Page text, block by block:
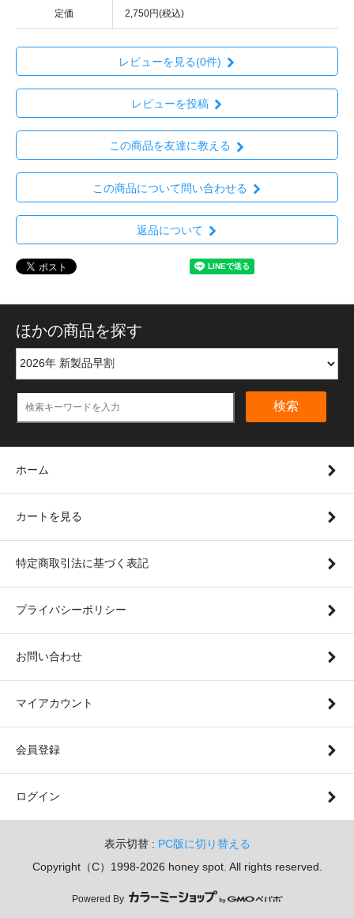
定価 2,750円(税込)
レビューを見る(0件)
レビューを投稿
この商品を友達に教える
この商品について問い合わせる
返品について
ほかの商品を探す
検索
ホーム
カートを見る
特定商取引法に基づく表記
プライバシーポリシー
お問い合わせ
マイアカウント
会員登録
ログイン
表示切替 : PC版に切り替える
Copyright（C）1998-2026 honey spot. All rights reserved.
Powered By